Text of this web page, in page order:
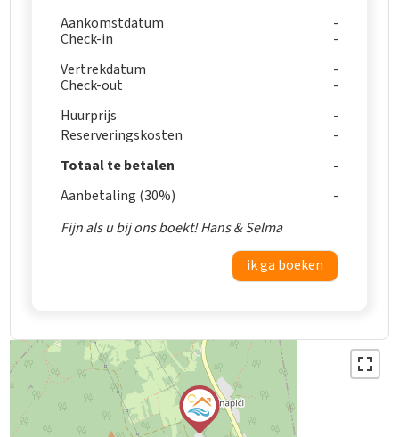
Aankomstdatum
Check-in
Vertrekdatum
Check-out
Huurprijs
Reserveringskosten
Totaal te betalen
Aanbetaling (30%)
Fijn als u bij ons boekt! Hans & Selma
ik ga boeken